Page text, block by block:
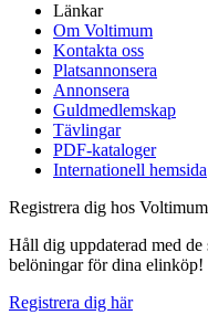
Länkar
Om Voltimum
Kontakta oss
Platsannonsera
Annonsera
Guldmedlemskap
Tävlingar
PDF-kataloger
Internationell hemsida
Registrera dig hos Voltimum
Håll dig uppdaterad med de
belöningar för dina elinköp!
Registrera dig här